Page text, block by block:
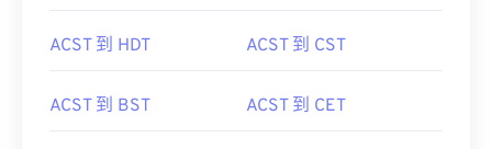
ACST 到 HDT ACST 到 CST
ACST 到 BST ACST 到 CET